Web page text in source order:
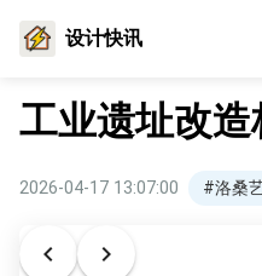
设计快讯
工业遗址改
2026-04-17 13:07:00 #洛桑